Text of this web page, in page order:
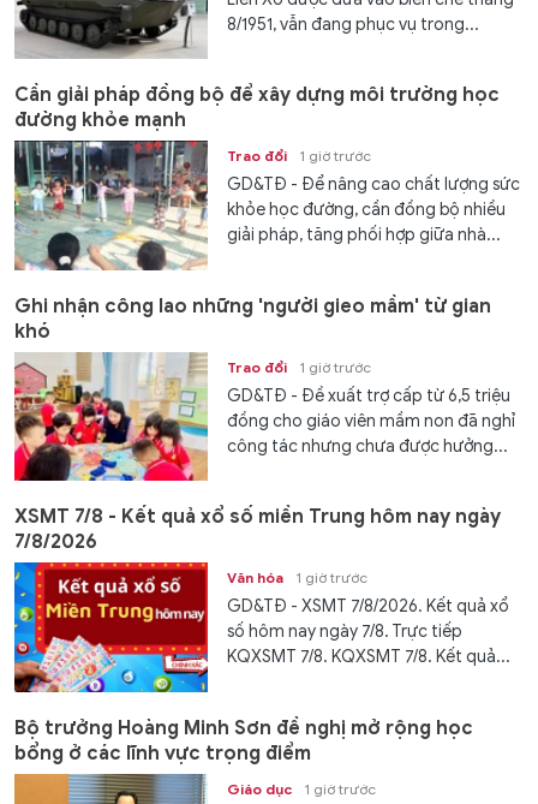
8/1951, vẫn đang phục vụ trong...
Cần giải pháp đồng bộ để xây dựng môi trường học
đường khỏe mạnh
Trao đổi 1 giờ trước
GD&TĐ - Để nâng cao chất lượng sức
khỏe học đường, cần đồng bộ nhiều
giải pháp, tăng phối hợp giữa nhà...
Ghi nhận công lao những 'người gieo mầm' từ gian
khó
Trao đổi 1 giờ trước
GD&TĐ - Đề xuất trợ cấp từ 6,5 triệu
đồng cho giáo viên mầm non đã nghỉ
công tác nhưng chưa được hưởng...
XSMT 7/8 - Kết quả xổ số miền Trung hôm nay ngày
7/8/2026
Văn hóa 1 giờ trước
GD&TĐ - XSMT 7/8/2026. Kết quả xổ
số hôm nay ngày 7/8. Trực tiếp
KQXSMT 7/8. KQXSMT 7/8. Kết quả...
Bộ trưởng Hoàng Minh Sơn đề nghị mở rộng học
bổng ở các lĩnh vực trọng điểm
Giáo dục 1 giờ trước